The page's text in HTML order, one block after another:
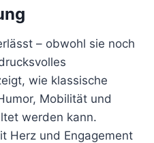
– obwohl sie noch
wie klassische
Mobilität und
werden kann.
Herz und Engagement